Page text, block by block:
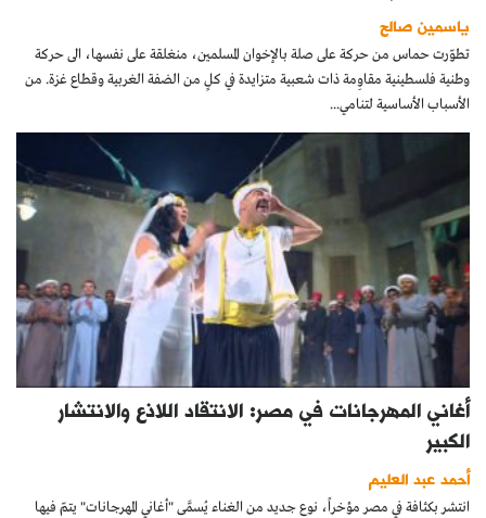
ياسمين صالح
تطوّرت حماس من حركة على صلة بالإخوان المسلمين، منغلقة على نفسها، الى حركة
وطنية فلسطينية مقاوِمة ذات شعبية متزايدة في كلٍ من الضفة الغربية وقطاع غزة. من
الأسباب الأساسية لتنامي...
أغاني المهرجانات في مصر: الانتقاد اللاذع والانتشار
الكبير
أحمد عبد العليم
انتشر بكثافة في مصر مؤخراً، نوع جديد من الغناء يُسمَّى "أغاني المهرجانات" يتمّ فيها